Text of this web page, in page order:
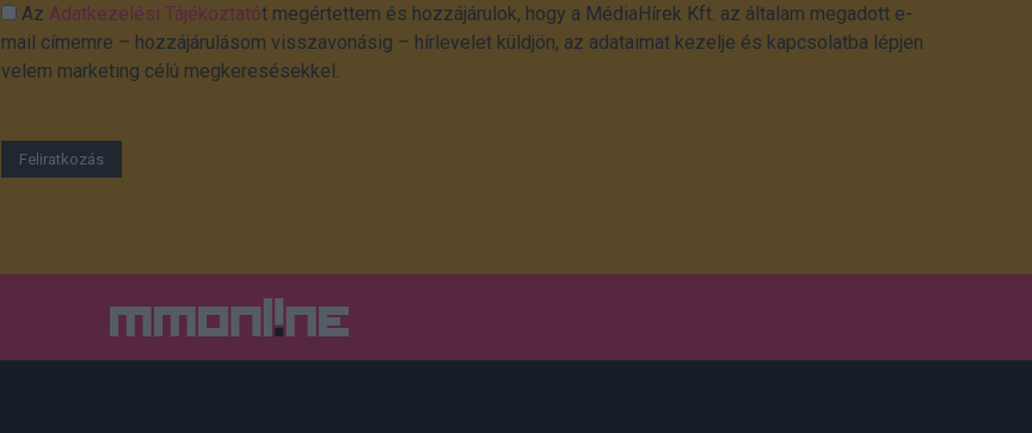
AzAdatkezelési Tájékoztatót megértettem és hozzájárulok, hogy a MédiaHírek Kft. az általam megadott e-
mail címemre – hozzájárulásom visszavonásig – hírlevelet küldjön, az adataimat kezelje és kapcsolatba lépjen
velem marketing célú megkeresésekkel.